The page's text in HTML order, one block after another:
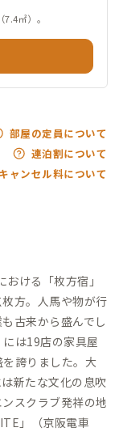
京阪枚方市駅下
分）
㎡）。
部屋の定員について
連泊割について
キャンセル料について
ける「枚方宿」
方。人馬や物が行
古来から盛んでし
は19店の家具屋
誇りました。大
新たな文化の息吹
スクラブ発祥の地
」（京阪電車